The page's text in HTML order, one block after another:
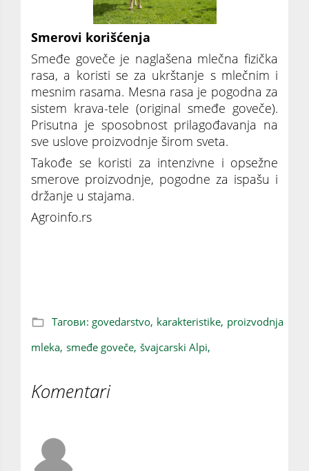
Smerovi korišćenja
Smeđe goveče je naglašena mlečna fizička
rasa, a koristi se za ukrštanje s mlečnim i
mesnim rasama. Mesna rasa je pogodna za
sistem krava-tele (original smeđe goveče).
Prisutna je sposobnost prilagođavanja na
sve uslove proizvodnje širom sveta.
Takođe se koristi za intenzivne i opsežne
smerove proizvodnje, pogodne za ispašu i
držanje u stajama.
Agroinfo.rs
Тагови: govedarstvo, karakteristike, proizvodnja
mleka, smeđe goveče, švajcarski Alpi,
Komentari